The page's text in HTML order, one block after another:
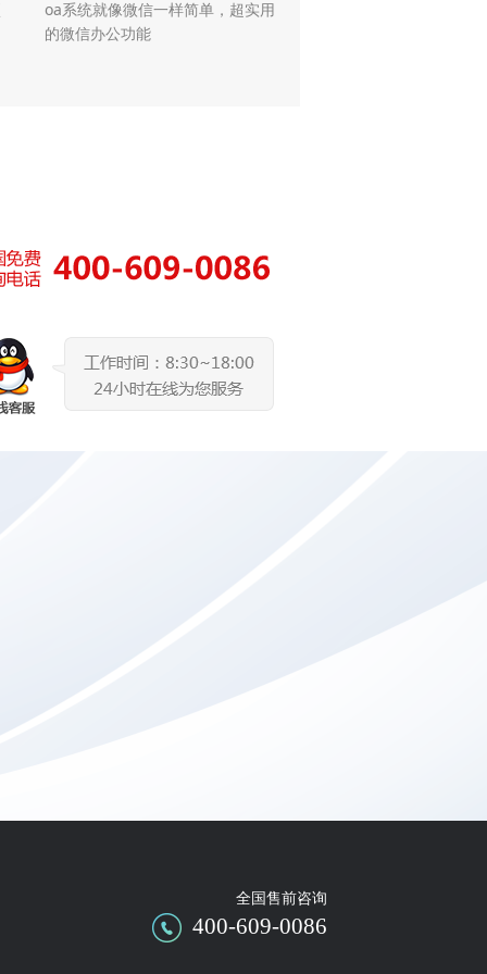
oa系统就像微信一样简单，超实用
的微信办公功能
全国售前咨询
400-609-0086